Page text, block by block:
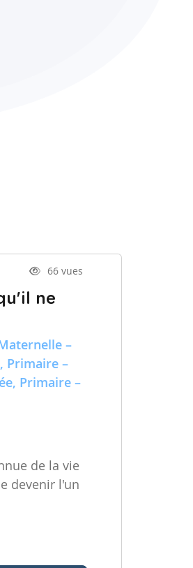
66 vues
ne
–
Primaire –
Primaire –
de la vie
devenir l'un